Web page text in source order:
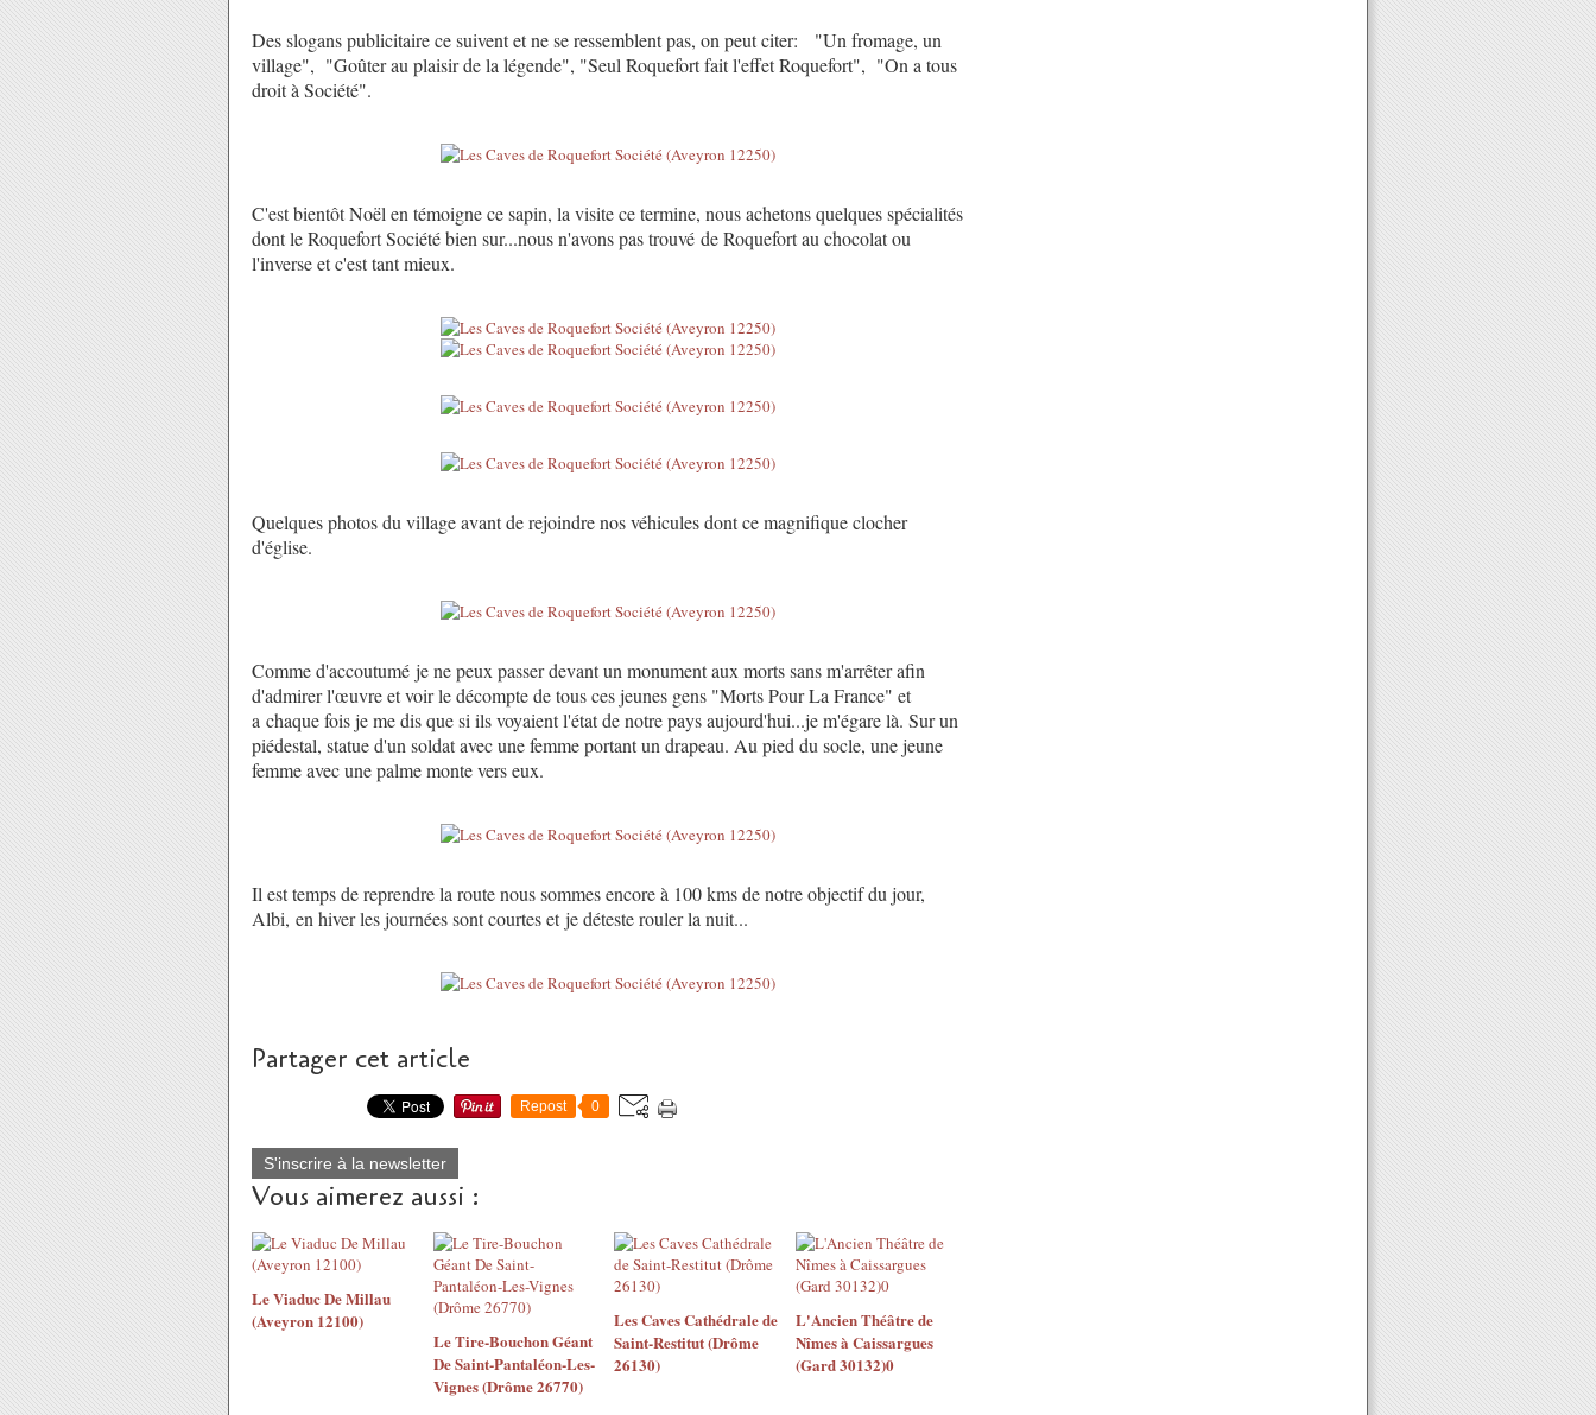
Des slogans publicitaire ce suivent et ne se ressemblent pas, on peut citer: "Un fromage, un
village", "Goûter au plaisir de la légende", "Seul Roquefort fait l'effet Roquefort", "On a tous
droit à Société".
C'est bientôt Noël en témoigne ce sapin, la visite ce termine, nous achetons quelques spécialités
dont le Roquefort Société bien sur...nous n'avons pas trouvé de Roquefort au chocolat ou
l'inverse et c'est tant mieux.
Quelques photos du village avant de rejoindre nos véhicules dont ce magnifique clocher
d'église.
Comme d'accoutumé je ne peux passer devant un monument aux morts sans m'arrêter afin
d'admirer l'œuvre et voir le décompte de tous ces jeunes gens "Morts Pour La France" et
a chaque fois je me dis que si ils voyaient l'état de notre pays aujourd'hui...je m'égare là. Sur un
piédestal, statue d'un soldat avec une femme portant un drapeau. Au pied du socle, une jeune
femme avec une palme monte vers eux.
Il est temps de reprendre la route nous sommes encore à 100 kms de notre objectif du jour,
Albi, en hiver les journées sont courtes et je déteste rouler la nuit...
Partager cet article
Repost 0
S'inscrire à la newsletter
Vous aimerez aussi :
Le Viaduc De Millau
(Aveyron 12100)
Le Tire-Bouchon Géant
De Saint-Pantaléon-Les-
Vignes (Drôme 26770)
Les Caves Cathédrale de
Saint-Restitut (Drôme
26130)
L'Ancien Théâtre de
Nîmes à Caissargues
(Gard 30132)0